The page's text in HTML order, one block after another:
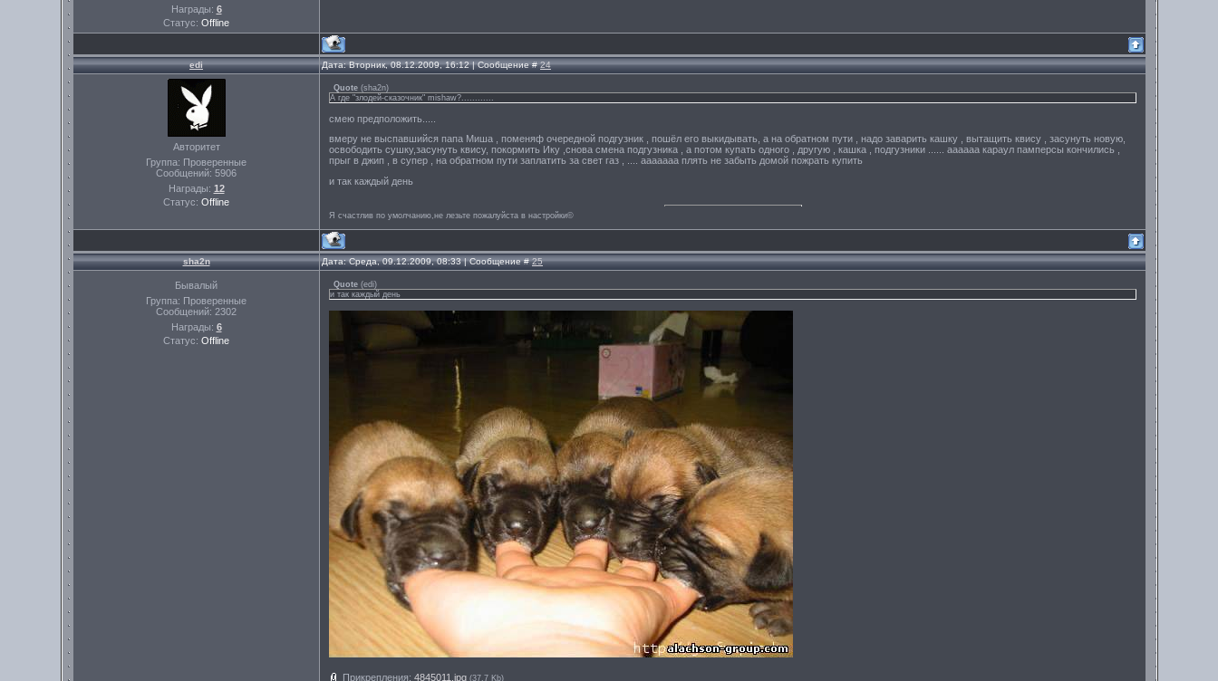
Награды: 6
Статус: Offline
edi Дата: Вторник, 08.12.2009, 16:12 | Сообщение #24
Авторитет
Группа: Проверенные
Сообщений: 5906
Награды: 12
Статус: Offline
Quote (sha2n)
А где "злодей-сказочник" mishaw?............
смею предположить.....
вмеру не выспавшийся папа Миша , поменяф очередной подгузник , пошёл его выкидывать, а на обратном пути , надо заварить кашку , вытащить квису , засунуть новую,
освободить сушку,засунуть квису, покормить Ику ,снова смена подгузника , а потом купать одного , другую , кашка , подгузники ...... аааааа караул памперсы кончились ,
прыг в джип , в супер , на обратном пути заплатить за свет газ , .... ааааааа плять не забыть домой пожрать купить
и так каждый день
Я счастлив по умолчанию,не лезьте пожалуйста в настройки©
sha2n Дата: Среда, 09.12.2009, 08:33 | Сообщение #25
Бывалый
Группа: Проверенные
Сообщений: 2302
Награды: 6
Статус: Offline
Quote (edi)
и так каждый день
Прикрепления: 4845011.jpg (37.7 Kb)